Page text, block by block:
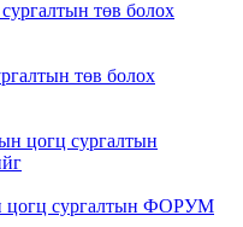
төв болох
сургалтын ФОРУМ